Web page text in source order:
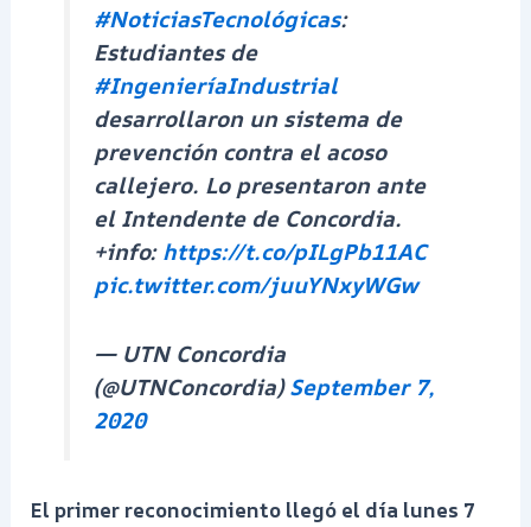
#NoticiasTecnológicas:
Estudiantes de
#IngenieríaIndustrial
desarrollaron un sistema de
prevención contra el acoso
callejero. Lo presentaron ante
el Intendente de Concordia.
+info:https://t.co/pILgPb11AC
pic.twitter.com/juuYNxyWGw
— UTN Concordia
(@UTNConcordia)September 7,
2020
El primer reconocimiento llegó el día lunes 7